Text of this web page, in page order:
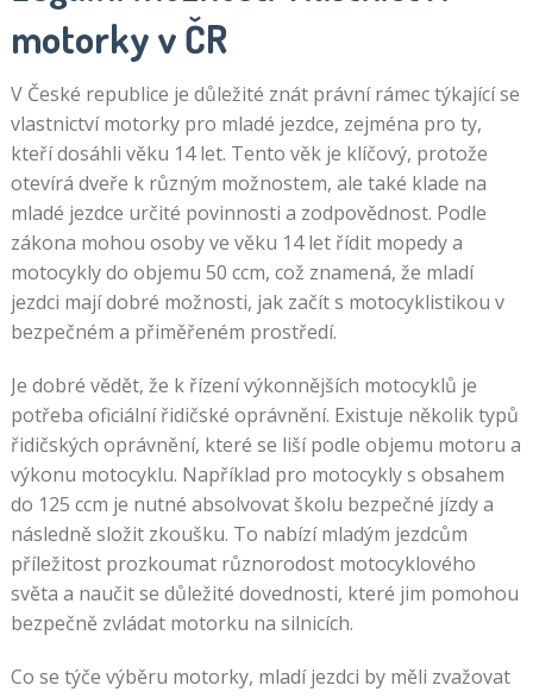
motorky v ČR
V České republice je důležité znát právní rámec týkající se
vlastnictví motorky pro mladé jezdce, zejména pro ty,
kteří dosáhli věku 14 let. Tento věk je klíčový, protože
otevírá dveře k různým možnostem, ale také klade na
mladé jezdce určité povinnosti a zodpovědnost. Podle
zákona mohou osoby ve věku 14 let řídit mopedy a
motocykly do objemu 50 ccm, což znamená, že mladí
jezdci mají dobré možnosti, jak začít s motocyklistikou v
bezpečném a přiměřeném prostředí.
Je dobré vědět, že k řízení výkonnějších motocyklů je
potřeba oficiální řidičské oprávnění. Existuje několik typů
řidičských oprávnění, které se liší podle objemu motoru a
výkonu motocyklu. Například pro motocykly s obsahem
do 125 ccm je nutné absolvovat školu bezpečné jízdy a
následně složit zkoušku. To nabízí mladým jezdcům
příležitost prozkoumat různorodost motocyklového
světa a naučit se důležité dovednosti, které jim pomohou
bezpečně zvládat motorku na silnicích.
Co se týče výběru motorky, mladí jezdci by měli zvažovat